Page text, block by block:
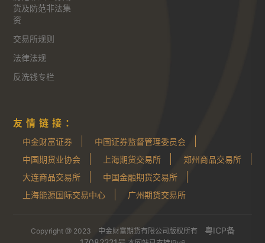
货及防范非法集
资
交易所规则
法律法规
反洗钱专栏
友情链接：
中金财富证券
中国证券监督管理委员会
中国期货业协会
上海期货交易所
郑州商品交易所
大连商品交易所
中国金融期货交易所
上海能源国际交易中心
广州期货交易所
Copyright @ 2023 中金财富期货有限公司版权所有 粤ICP备